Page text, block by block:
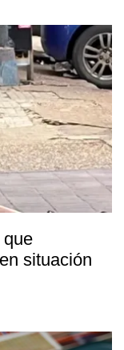
que
situación